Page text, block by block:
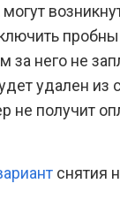
за него не
удален из
не получит
снятия